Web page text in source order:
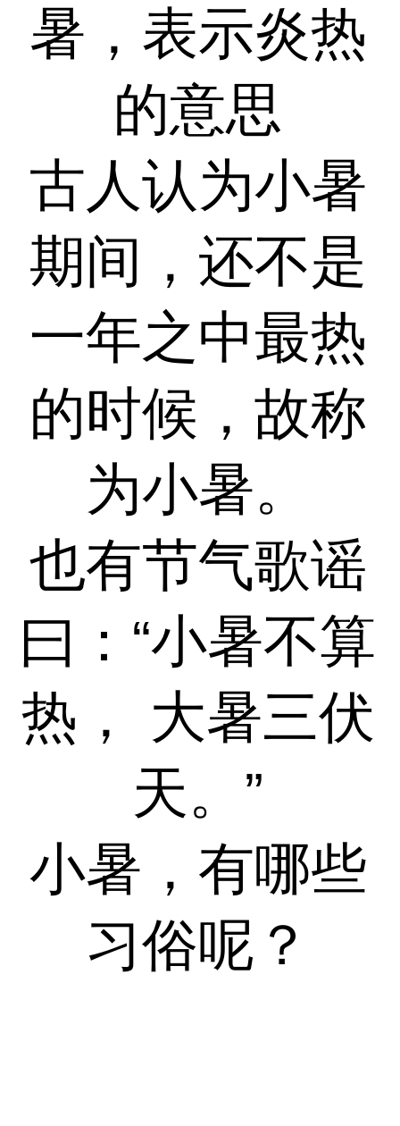
暑，表示炎热
的意思
古人认为小暑
期间，还不是
一年之中最热
的时候，故称
为小暑。
也有节气歌谣
曰：“小暑不算
热， 大暑三伏
天。”
小暑，有哪些
习俗呢？